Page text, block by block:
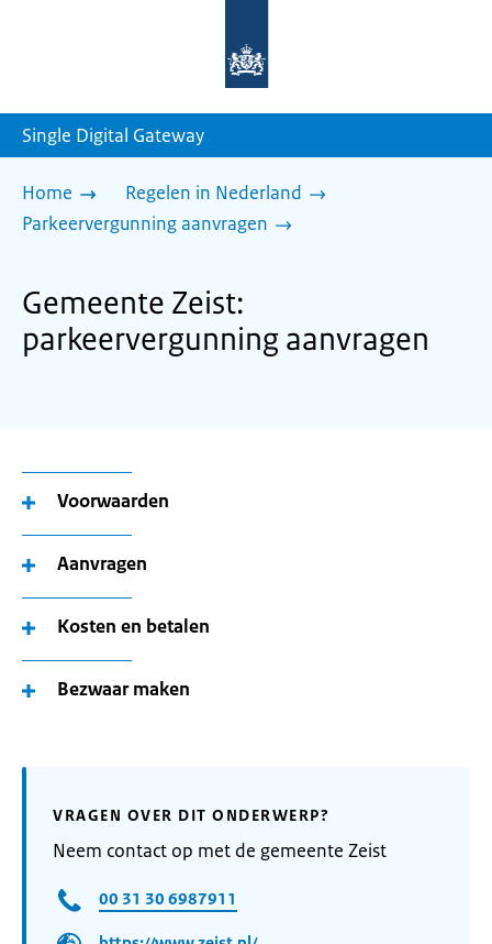
homepage
Single Digital Gateway
Home
Regelen in Nederland
Parkeervergunning aanvragen
Gemeente Zeist:
parkeervergunning aanvragen
Voorwaarden
Aanvragen
Kosten en betalen
Bezwaar maken
VRAGEN OVER DIT ONDERWERP?
Neem contact op met de gemeente Zeist
00 31 30 6987911